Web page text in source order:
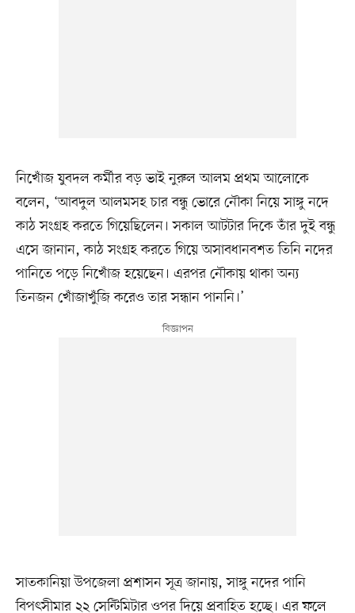
নিখোঁজ যুবদল কর্মীর বড় ভাই নুরুল আলম প্রথম আলোকে
বলেন, ‘আবদুল আলমসহ চার বন্ধু ভোরে নৌকা নিয়ে সাঙ্গু নদে
কাঠ সংগ্রহ করতে গিয়েছিলেন। সকাল আটটার দিকে তাঁর দুই বন্ধু
এসে জানান, কাঠ সংগ্রহ করতে গিয়ে অসাবধানবশত তিনি নদের
পানিতে পড়ে নিখোঁজ হয়েছেন। এরপর নৌকায় থাকা অন্য
তিনজন খোঁজাখুঁজি করেও তার সন্ধান পাননি।’
সাতকানিয়া উপজেলা প্রশাসন সূত্র জানায়, সাঙ্গু নদের পানি
বিপৎসীমার ২২ সেন্টিমিটার ওপর দিয়ে প্রবাহিত হচ্ছে। এর ফলে